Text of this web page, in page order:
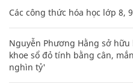
Các công thức hóa học lớp 8,
Nguyễn Phương Hằng sở
khoe sổ đỏ tính bằng cân,
nghìn tỷ'